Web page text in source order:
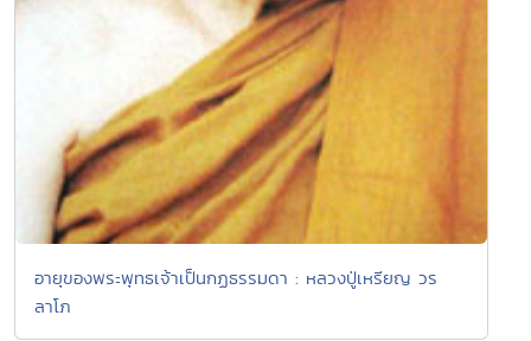
อายุของพระพุทธเจ้าเป็นกฏธรรมดา : หลวงปู่เหรียญ วร
ลาโภ